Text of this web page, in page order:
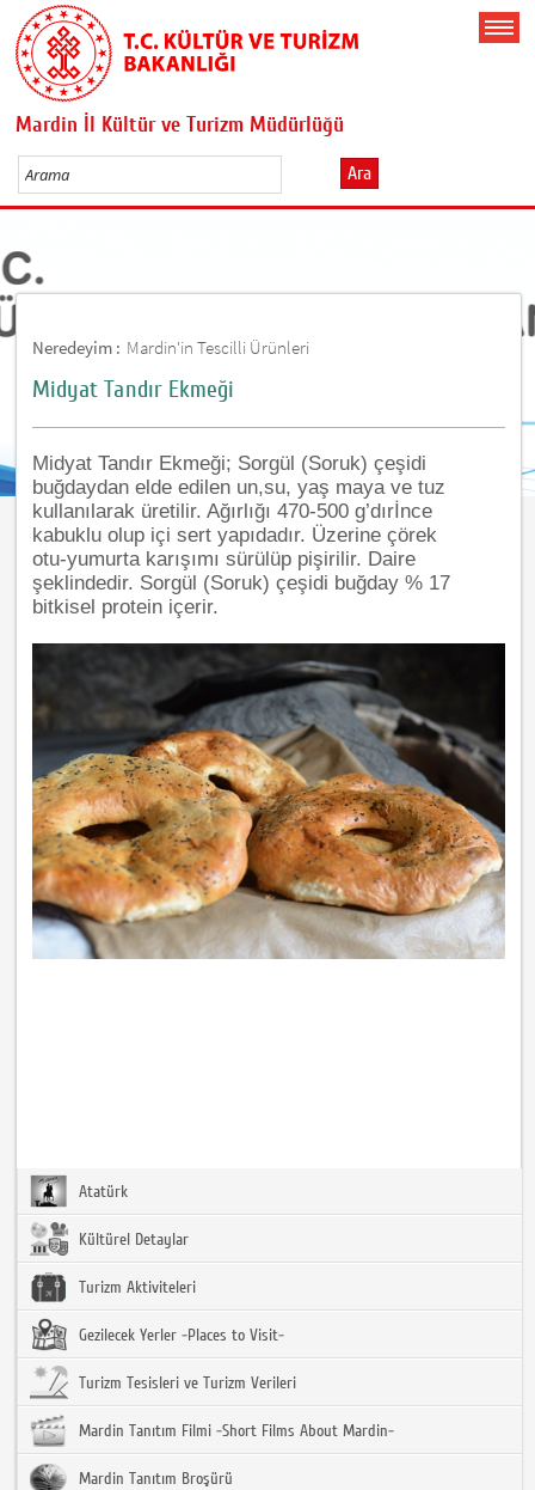
Mardin İl Kültür ve Turizm Müdürlüğü
Ara
Neredeyim : Mardin'in Tescilli Ürünleri
Midyat Tandır Ekmeği
Midyat Tandır Ekmeği; Sorgül (Soruk) çeşidi
buğdaydan elde edilen un,su, yaş maya ve tuz
kullanılarak üretilir. Ağırlığı 470-500 g’dırİnce
kabuklu olup içi sert yapıdadır. Üzerine çörek
otu-yumurta karışımı sürülüp pişirilir. Daire
şeklindedir. Sorgül (Soruk) çeşidi buğday % 17
bitkisel protein içerir.
Atatürk
Kültürel Detaylar
Turizm Aktiviteleri
Gezilecek Yerler -Places to Visit-
Turizm Tesisleri ve Turizm Verileri
Mardin Tanıtım Filmi -Short Films About Mardin-
Mardin Tanıtım Broşürü